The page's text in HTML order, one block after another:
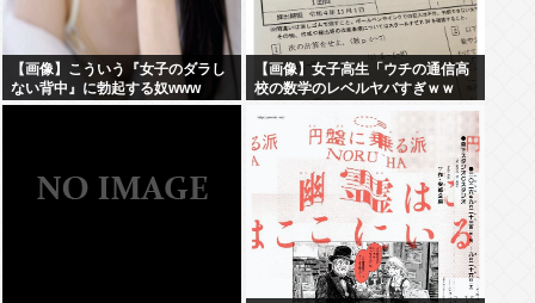
【画像】こういう『女子のダラし
ない背中』に勃起する奴www
【画像】女子高生「ウチの通信高
校の数学のレベルヤバすぎｗｗ